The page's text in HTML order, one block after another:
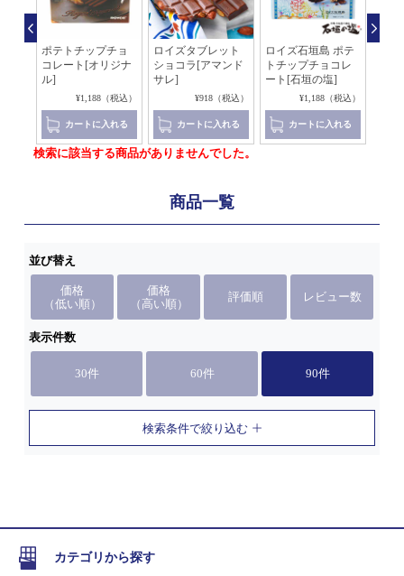
ポテトチップチョ
コレート[オリジナ
ル]
¥1,188（税込）
カートに入れる
ロイズタブレット
ショコラ[アマンド
サレ]
¥918（税込）
カートに入れる
ロイズ石垣島 ポテ
トチップチョコレ
ート[石垣の塩]
¥1,188（税込）
カートに入れる
検索に該当する商品がありませんでした。
商品一覧
並び替え
価格
（低い順）
価格
（高い順）
評価順 レビュー数
表示件数
30件 60件 90件
検索条件で絞り込む
カテゴリから探す